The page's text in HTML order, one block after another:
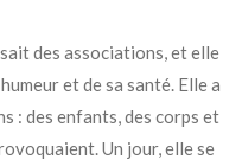
des associations, et elle
et de sa santé. Elle a
: des enfants, des corps et
Un jour, elle se